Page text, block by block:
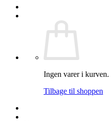
Ingen varer i kurven.
Tilbage til shoppen